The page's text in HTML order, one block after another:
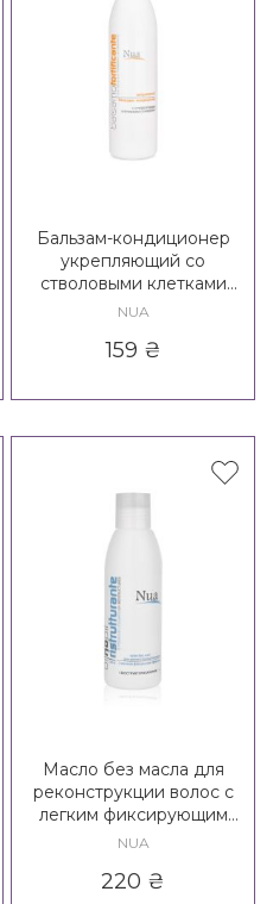
Бальзам-кондиционер
укрепляющий со
стволовыми клетками
подсолнуха Nua
NUA
159 ₴
Масло без масла для
реконструкции волос с
легким фиксирующим
эффектом Nua
NUA
220 ₴